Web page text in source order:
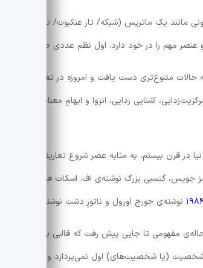
مانند یک ماتریس (شبکه/ تار عنکبوت/ تار و پود
عنصر مهم را در خود دارد. اول نظم عددی صفحات و
حالات متنوع‌تری دست یافت و امروزه در تعریف رمان
آشنایی زدایی، انزوا و ابهامِ معنایی در
در قرن بیستم، به مثابه عصر شروع تعاریف جدید رمان
گتسبی بزرگ نوشته‌ی اف. اسکات فیتزجرالد، لولیتا
نوشته‌ی جورج اورول و ناتورِ دشت نوشته‌ی جی‌. دی.
مفهومی تا جایی پیش رفت که قالبی به نام
(یا شخصیت‌های) اول نمی‌پردازد و وجود